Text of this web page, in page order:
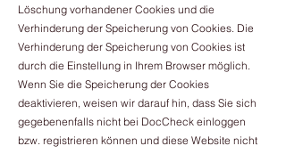
Löschung vorhandener Cookies und die
Verhinderung der Speicherung von Cookies. Die
Verhinderung der Speicherung von Cookies ist
durch die Einstellung in Ihrem Browser möglich.
Wenn Sie die Speicherung der Cookies
deaktivieren, weisen wir darauf hin, dass Sie sich
gegebenenfalls nicht bei DocCheck einloggen
bzw. registrieren können und diese Website nicht